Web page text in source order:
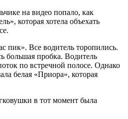
на видео попало, как
которая хотела объехать
пик». Все водитель торопились.
большая пробка. Водитель
по встречной полосе. Однако
белая «Приора», которая
в тот момент была